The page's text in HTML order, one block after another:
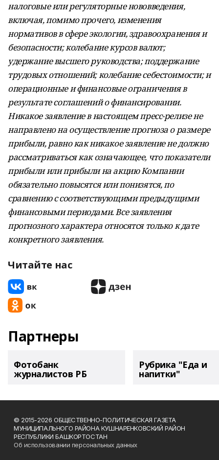
налоговые или регуляторные нововведения,
включая, помимо прочего, изменения
нормативов в сфере экологии, здравоохранения и
безопасности; колебание курсов валют;
удержание высшего руководства; поддержание
трудовых отношений; колебание себестоимости; и
операционные и финансовые ограничения в
результате соглашений о финансировании.
Никакое заявление в настоящем пресс-релизе не
направлено на осуществление прогноза о размере
прибыли, равно как никакое заявление не должно
рассматриваться как означающее, что показатели
прибыли или прибыли на акцию Компании
обязательно повысятся или понизятся, по
сравнению с соответствующими предыдущими
финансовыми периодами. Все заявления
прогнозного характера относятся только к дате
конкретного заявления.
Читайте нас
Партнеры
Фотобанк
журналистов РБ
Рубрика "Еда и
напитки"
© 2015-2026 ОБЩЕСТВЕННО-ПОЛИТИЧЕСКАЯ ГАЗЕТА
МУНИЦИПАЛЬНОГО РАЙОНА КУШНАРЕНКОВСКИЙ РАЙОН
РЕСПУБЛИКИ БАШКОРТОСТАН
Об использовании персональных данных